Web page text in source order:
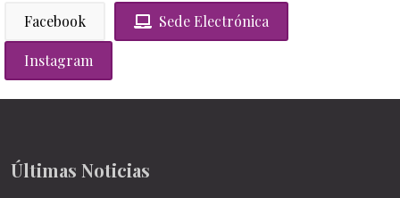
Facebook Sede Electrónica
Instagram
Últimas Noticias